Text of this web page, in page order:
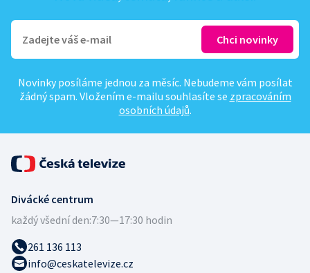
Novinky posíláme jednou za měsíc. Nebudeme vám posílat
žádný spam. Vložením e-mailu souhlasíte se zpracováním
osobních údajů.